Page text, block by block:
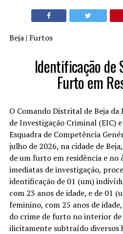
Beja | Furtos
Identificação de
Furto em
O Comando Distrital de Beja da
de Investigação Criminal (EIC)
Esquadra de Competência
julho de 2026, na cidade de
de um furto em residência e no
imediatas de investigação,
identificação de 01 (um)
com 23 anos de idade, e de 01
feminino, com 25 anos de
do crime de furto no interior de
ilicitamente subtraído diversos